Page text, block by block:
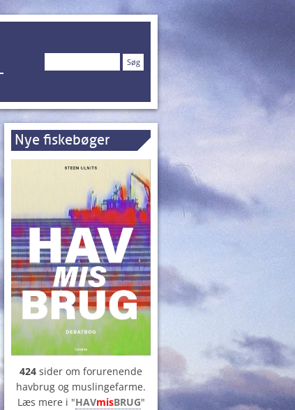
Søg
Nye fiskebøger
424 sider om forurenende
havbrug og muslingefarme.
Læs mere i "HAVmisBRUG"